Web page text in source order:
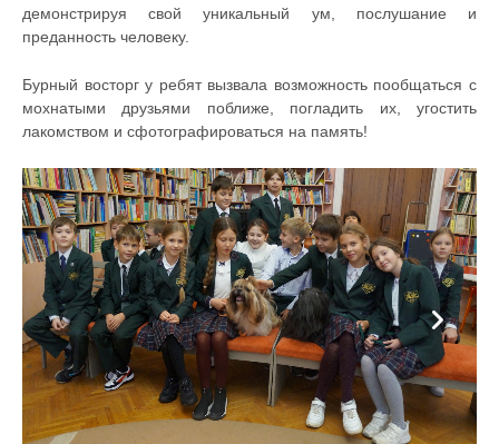
демонстрируя свой уникальный ум, послушание и
преданность человеку.
Бурный восторг у ребят вызвала возможность пообщаться с
мохнатыми друзьями поближе, погладить их, угостить
лакомством и сфотографироваться на память!